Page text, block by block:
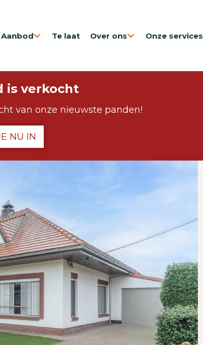
Aanbod Te laat Over ons Onze services
is verkocht
van onze nieuwste panden!
NU IN